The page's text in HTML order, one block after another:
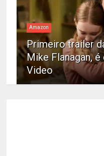
Amazon
Primeiro trailer
Mike Flanagan,
Video